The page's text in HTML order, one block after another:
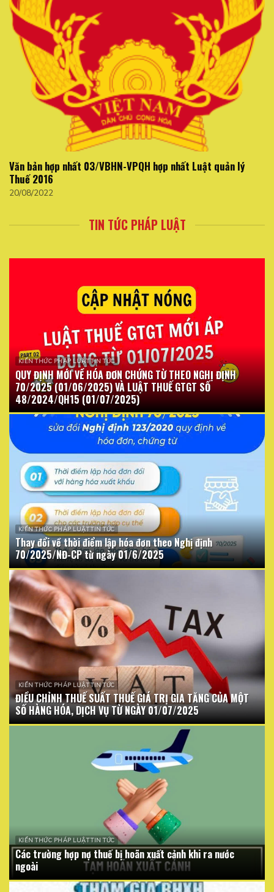
Văn bản hợp nhất 03/VBHN-VPQH hợp nhất Luật quản lý
Thuế 2016
20/08/2022
TIN TỨC PHÁP LUẬT
KIẾN THỨC PHÁP LUẬT TIN TỨC
QUY ĐỊNH MỚI VỀ HÓA ĐƠN CHỨNG TỪ THEO NGHỊ ĐỊNH
70/2025 (01/06/2025) VÀ LUẬT THUẾ GTGT SỐ
48/2024/QH15 (01/07/2025)
KIẾN THỨC PHÁP LUẬT TIN TỨC
Thay đổi về thời điểm lập hóa đơn theo Nghị định
70/2025/NĐ-CP từ ngày 01/6/2025
KIẾN THỨC PHÁP LUẬT TIN TỨC
ĐIỀU CHỈNH THUẾ SUẤT THUẾ GIÁ TRỊ GIA TĂNG CỦA MỘT
SỐ HÀNG HÓA, DỊCH VỤ TỪ NGÀY 01/07/2025
KIẾN THỨC PHÁP LUẬT TIN TỨC
Các trường hợp nợ thuế bị hoãn xuất cảnh khi ra nước
ngoài